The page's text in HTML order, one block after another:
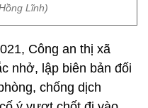
Lĩnh)
Công an thị xã
nhở, lập biên bản đối
chống dịch